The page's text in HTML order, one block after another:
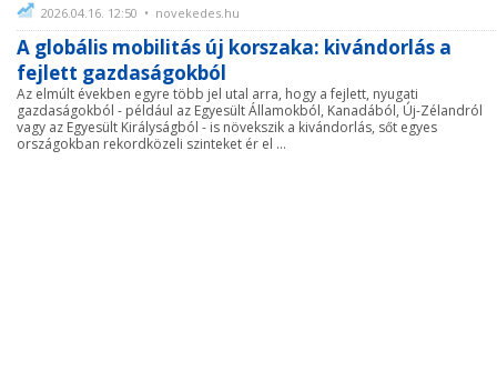
2026.04.16. 12:50 • novekedes.hu
A globális mobilitás új korszaka: kivándorlás a
fejlett gazdaságokból
Az elmúlt években egyre több jel utal arra, hogy a fejlett, nyugati
gazdaságokból - például az Egyesült Államokból, Kanadából, Új-Zélandról
vagy az Egyesült Királyságból - is növekszik a kivándorlás, sőt egyes
országokban rekordközeli szinteket ér el ...